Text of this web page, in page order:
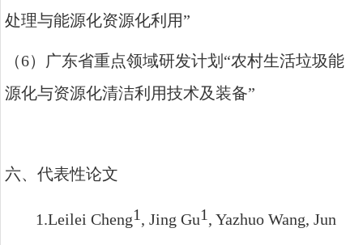
处理与能源化资源化利用”
（6）广东省重点领域研发计划 “农村生活垃圾能
源化与资源化清洁利用技术及装备”
六、代表性论文
1.Leilei Cheng1, Jing Gu1, Yazhuo Wang, Jun